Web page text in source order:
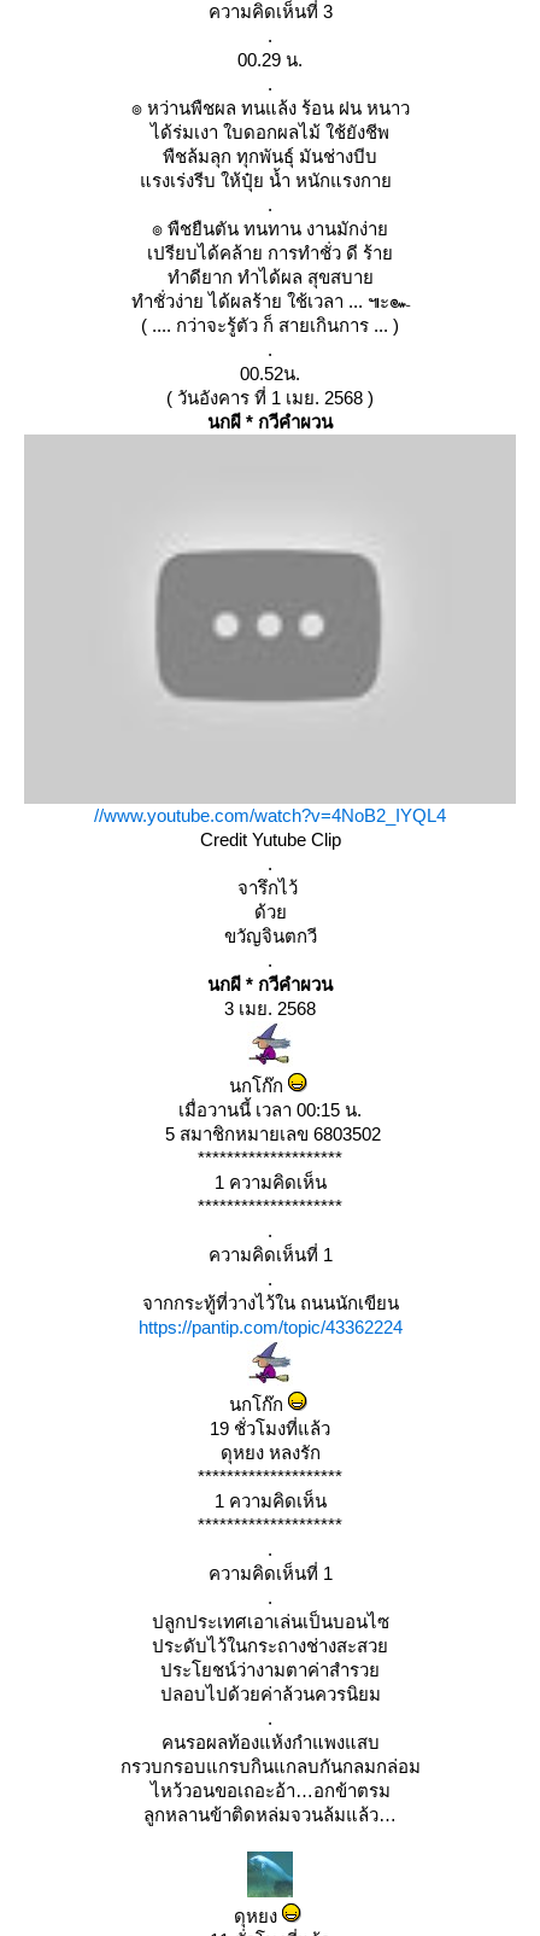
ความคิดเห็นที่ 3
.
00.29 น.
.
๏ หว่านพืชผล ทนแล้ง ร้อน ฝน หนาว
ได้ร่มเงา ใบดอกผลไม้ ใช้ยังชีพ
พืชล้มลุก ทุกพันธุ์ มันช่างบีบ
รงเร่งรีบ ให้ปุ๋ย น้ำ หนักแรงกา
.
๏ พืชยืนตัน ทนทาน งานมักง่า
เปรียบได้คล้าย การทำชั่ว ดี ร้า
ทำดียาก ทำได้ผล สุขสบา
ทำชั่วง่าย ได้ผลร้าย ใช้เวลา ... ๚ะ๛
( .... กว่าจะรู้ตัว ก็ สายเกินการ ... )
.
00.52น.
( วันอังคาร ที่ 1 เมย. 2568 )
นกผี * กวีคำผวน
//www.youtube.com/watch?v=4NoB2_IYQL4
Credit Yutube Clip
.
จารึกไว้
ด้ว
ขวัญจินตกวี
.
นกผี * กวีคำผวน
3 เมย. 2568
นกโก๊ก
เมื่อวานนี้ เวลา 00:15 น.
5 สมาชิกหมายเลข 6803502
********************
1 ความคิดเห็น
********************
.
ความคิดเห็นที่ 1
.
จากกระทู้ที่วางไว้ใน ถนนนักเขียน
https://pantip.com/topic/43362224
นกโก๊ก
19 ชั่วโมงที่แล้ว
ดุหยง หลงรัก
********************
1 ความคิดเห็น
********************
.
ความคิดเห็นที่ 1
.
ปลูกประเทศเอาเล่นเป็นบอนไซ
ประดับไว้ในกระถางช่างสะสว
ประโยชน์ว่างามตาค่าสำรว
ปลอบไปด้วยค่าล้วนควรนิยม
.
คนรอผลท้องแห้งกำแพงแสบ
กรวบกรอบแกรบกินแกลบกันกลมกล่อม
ไหว้วอนขอเถอะอ้า…อกข้าตรม
ลูกหลานข้าติดหล่มจวนล้มแล้ว
ดุหยง